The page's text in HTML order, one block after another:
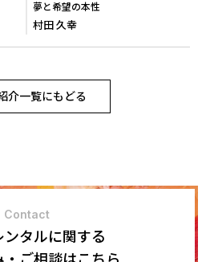
夢と希望の本性
村田 久幸
介一覧にもどる
Contact
ンタルに関する